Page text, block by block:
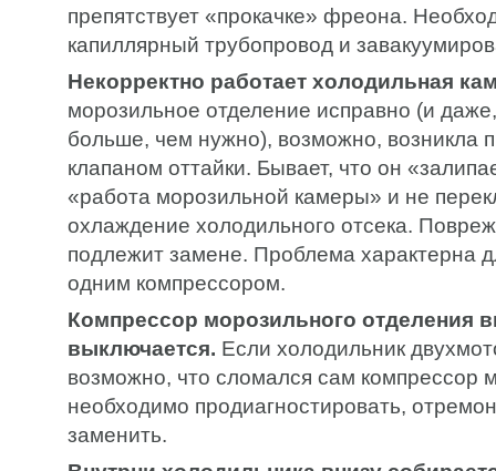
препятствует «прокачке» фреона.
капиллярный трубопровод и
Некорректно работает холодильная
морозильное отделение исправно (и
больше, чем нужно), возможно, возникла
клапаном оттайки. Бывает, что он
«работа морозильной камеры» и не
охлаждение холодильного отсека.
подлежит замене. Проблема характерна
одним компрессором.
Компрессор морозильного отделения
выключается. Если холодильник
возможно, что сломался сам компрессор
необходимо продиагностировать,
заменить.